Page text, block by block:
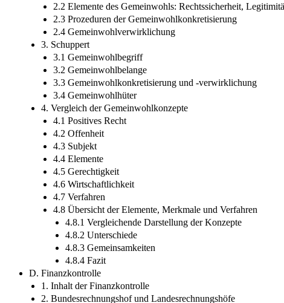
2.2 Elemente des Gemeinwohls: Rechtssicherheit,
2.3 Prozeduren der Gemeinwohlkonkretisierung
2.4 Gemeinwohlverwirklichung
3. Schuppert
3.1 Gemeinwohlbegriff
3.2 Gemeinwohlbelange
3.3 Gemeinwohlkonkretisierung und -verwirklichung
3.4 Gemeinwohlhüter
4. Vergleich der Gemeinwohlkonzepte
4.1 Positives Recht
4.2 Offenheit
4.3 Subjekt
4.4 Elemente
4.5 Gerechtigkeit
4.6 Wirtschaftlichkeit
4.7 Verfahren
4.8 Übersicht der Elemente, Merkmale und Verfahren
4.8.1 Vergleichende Darstellung der Konzepte
4.8.2 Unterschiede
4.8.3 Gemeinsamkeiten
4.8.4 Fazit
D. Finanzkontrolle
1. Inhalt der Finanzkontrolle
2. Bundesrechnungshof und Landesrechnungshöfe